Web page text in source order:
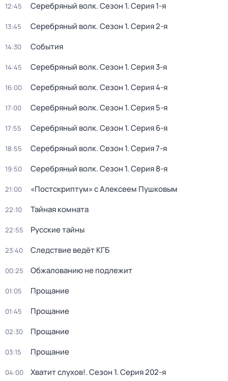
12:45 Серебряный волк. Сезон 1. Серия 1-я
13:45 Серебряный волк. Сезон 1. Серия 2-я
14:30 События
14:45 Серебряный волк. Сезон 1. Серия 3-я
16:00 Серебряный волк. Сезон 1. Серия 4-я
17:00 Серебряный волк. Сезон 1. Серия 5-я
17:55 Серебряный волк. Сезон 1. Серия 6-я
18:55 Серебряный волк. Сезон 1. Серия 7-я
19:50 Серебряный волк. Сезон 1. Серия 8-я
21:00 «Постскриптум» с Алексеем Пушковым
22:10 Тайная комната
22:55 Русские тайны
23:40 Следствие ведёт КГБ
00:25 Обжалованию не подлежит
01:05 Прощание
01:45 Прощание
02:30 Прощание
03:15 Прощание
04:00 Хватит слухов!. Сезон 1. Серия 202-я